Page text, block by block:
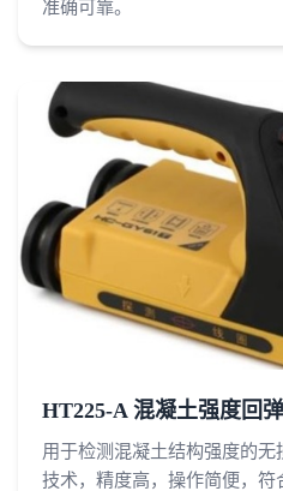
准确可靠。
HT225-A 混凝土强度回
用于检测混凝土结构强度的
技术，精度高，操作简便，符